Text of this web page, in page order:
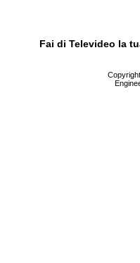
Fai di Televideo la